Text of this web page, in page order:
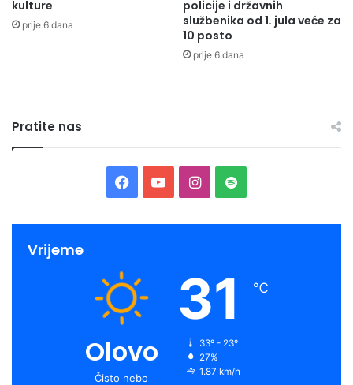
kulture
prije 6 dana
policije i državnih
službenika od 1. jula veće za
10 posto
prije 6 dana
Pratite nas
Facebook
YouTubeInstagram
Spotify
Vrijeme
Olovo
Čisto nebo
31 ℃
33º - 23º
27%
1.87 km/h